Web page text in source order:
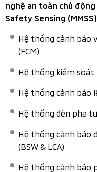
Trang bị tiện nghi
Đồng hồ lái tích hợp